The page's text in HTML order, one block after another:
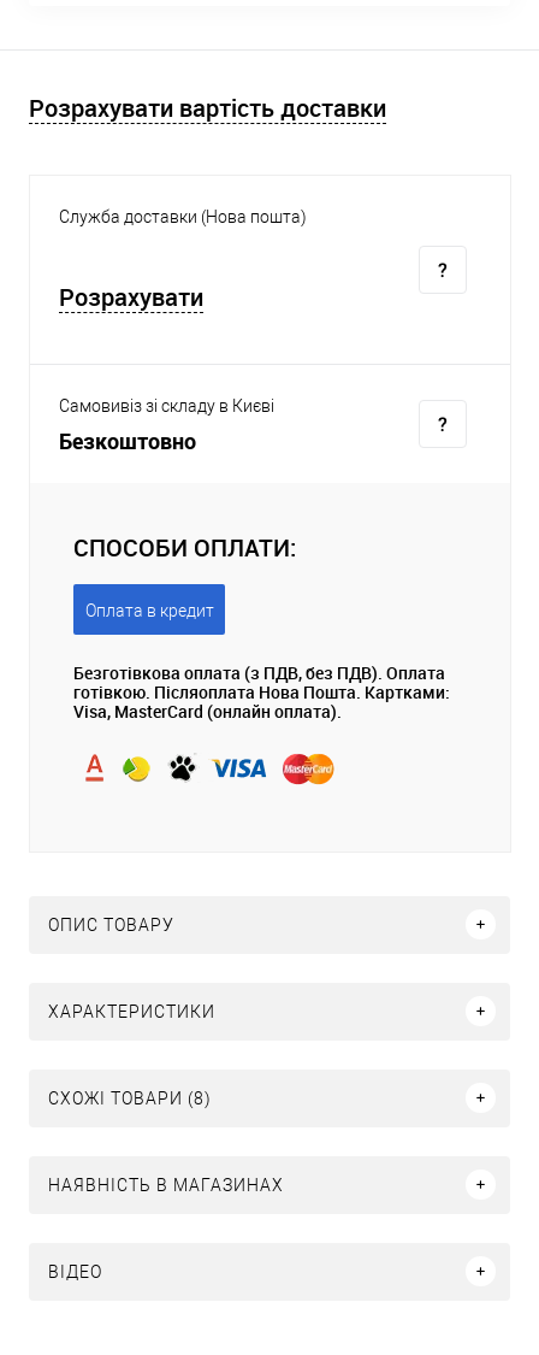
Розрахувати вартість доставки
Служба доставки (Нова пошта)
Розрахувати
Самовивіз зі складу в Києві
Безкоштовно
СПОСОБИ ОПЛАТИ:
Оплата в кредит
Безготівкова оплата (з ПДВ, без ПДВ). Оплата
готівкою. Післяоплата Нова Пошта. Картками:
Visa, MasterCard (онлайн оплата).
ОПИС ТОВАРУ
ХАРАКТЕРИСТИКИ
СХОЖІ ТОВАРИ (8)
НАЯВНІСТЬ В МАГАЗИНАХ
ВІДЕО